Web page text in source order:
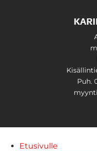
Puh.
Etusivulle